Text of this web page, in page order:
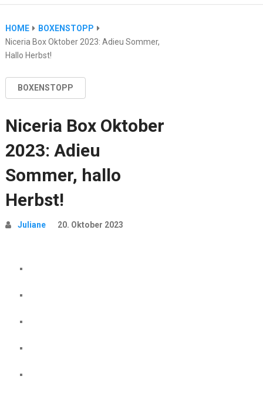
HOME
BOXENSTOPP
Niceria Box Oktober 2023: Adieu Sommer,
Hallo Herbst!
BOXENSTOPP
Niceria Box Oktober
2023: Adieu
Sommer, hallo
Herbst!
Juliane 20. Oktober 2023